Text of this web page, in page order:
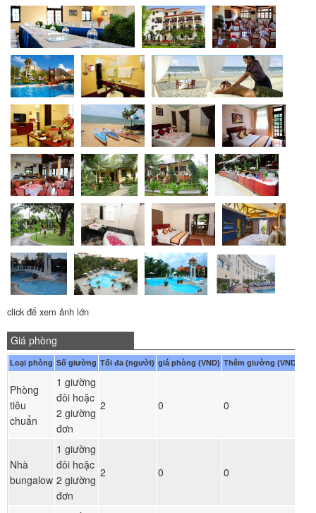
click để xem ảnh lớn
Giá phòng
Loại phòng Số giường Tối đa (người) giá phòng (VND) Thêm giường (VND)
Phòng
tiêu
chuẩn
1 giường
đôi hoặc
2 giường
đơn
2 0 0
Nhà
bungalow
1 giường
đôi hoặc
2 giường
đơn
2 0 0